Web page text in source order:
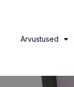
Arvustused